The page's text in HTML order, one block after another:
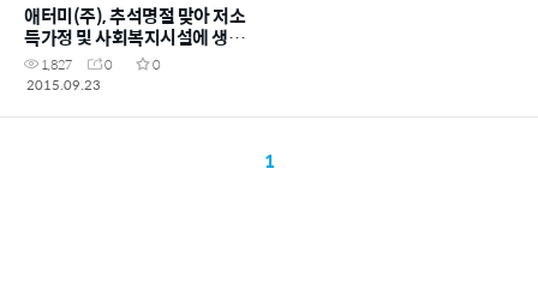
애터미(주), 추석명절 맞아 저소
득가정 및 사회복지시설에 생필
품 전달
1,827 0
0
2015.09.23
1